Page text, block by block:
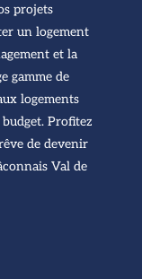
projets
un logement
et la
gamme de
logements
Profitez
de devenir
Val de